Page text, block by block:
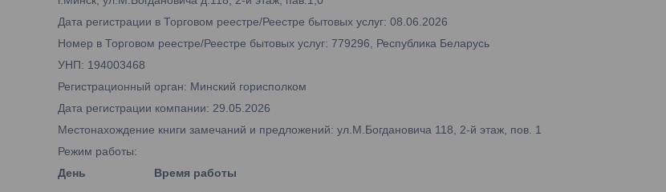
Дата регистрации в Торговом реестре/Реестре бытовых услуг: 08.06.2026
Номер в Торговом реестре/Реестре бытовых услуг: 779296, Республика Беларусь
УНП: 194003468
Регистрационный орган: Минский горисполком
Дата регистрации компании: 29.05.2026
Местонахождение книги замечаний и предложений: ул.М.Богдановича 118, 2-й этаж, пов. 1
Режим работы:
День
Время работы